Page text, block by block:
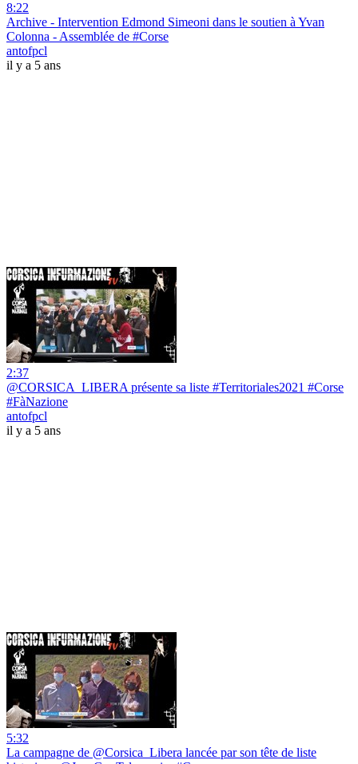
8:22
Archive - Intervention Edmond Simeoni dans le soutien à Yvan
Colonna - Assemblée de #Corse
antofpcl
il y a 5 ans
2:37
@CORSICA_LIBERA présente sa liste #Territoriales2021 #Corse
#FàNazione
antofpcl
il y a 5 ans
5:32
La campagne de @Corsica_Libera lancée par son tête de liste